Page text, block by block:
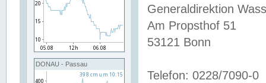
DONAU - Passau
Generaldirektion
Am Propsthof 51
53121 Bonn
Telefon: 0228/7090-0